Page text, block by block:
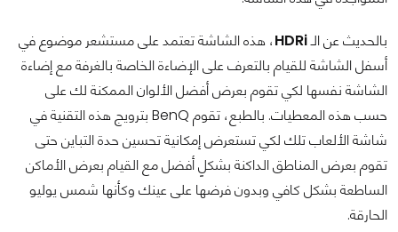
بالحديث عن الـHDRi، هذه الشاشة تعتمد على مستشعر موضوع في
أسفل الشاشة للقيام بالتعرف على الإضاءة الخاصة بالغرفة مع إضاءة
الشاشة نفسها لكي تقوم بعرض أفضل الألوان الممكنة لك على
حسب هذه المعطيات. بالطبع، تقوم BenQ بترويج هذه التقنية في
شاشة الألعاب تلك لكي تستعرض إمكانية تحسين حدة التباين حتى
تقوم بعرض المناطق الداكنة بشكلٍ أفضل مع القيام بعرض الأماكن
الساطعة بشكل كافي وبدون فرضها على عينك وكأنها شمس يوليو
الحارقة.